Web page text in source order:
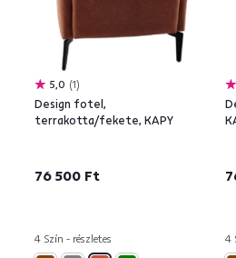
5,0 1
Design fotel,
terrakotta/fekete, KAPY
76 500 Ft
4 Szín - részletes 4